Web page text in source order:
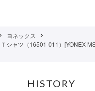
ヨネックス
シャツ（16501-011）[YONEX
HISTORY